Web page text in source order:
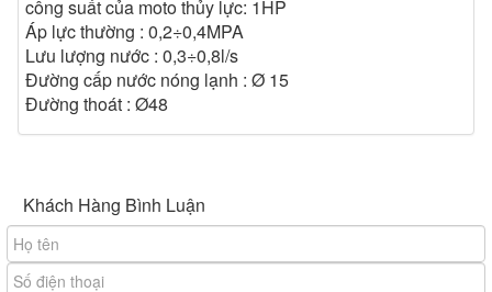
3. Công dụng
- Giúp cơ thể thư giãn tuyệt đối, giảm căng thẳng và mệt
- Hỗ trợ điều trị cao huyết áp, mất ngủ mãn tính và phục
hồi sức khỏe sau phẫu thuật.
- Làm sạch sâu, giúp da sáng mịn, săn chắc và chống
lão hóa.
công suất của moto thủy lực: 1HP
Áp lực thường : 0,2÷0,4MPA
Lưu lượng nước : 0,3÷0,8l/s
Đường cấp nước nóng lạnh : Ø 15
Đường thoát : Ø48
Khách Hàng Bình Luận